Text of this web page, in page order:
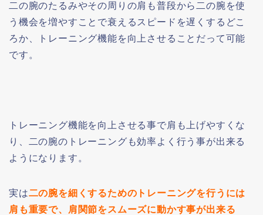
二の腕のたるみやその周りの肩も普段から二の腕を使
う機会を増やすことで衰えるスピードを遅くするどこ
ろか、トレーニング機能を向上させることだって可能
です。
トレーニング機能を向上させる事で肩も上げやすくな
り、二の腕のトレーニングも効率よく行う事が出来る
ようになります。
実は二の腕を細くするためのトレーニングを行うには
肩も重要で、肩関節をスムーズに動かす事が出来る